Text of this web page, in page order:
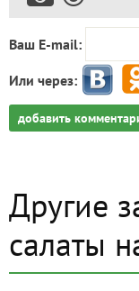
Ваш E-mail:
Или через:
добавить
Другие
салаты